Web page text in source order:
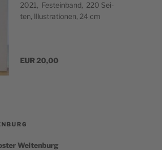
2021, Fest­ein­band, 220 Sei­
ten, Illus­tra­tio­nen, 24 cm
EUR 20,00
Wel­ten­burg